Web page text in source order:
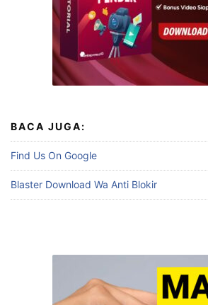
BACA JUGA:
Find Us On Google
Blaster Download Wa Anti Blokir